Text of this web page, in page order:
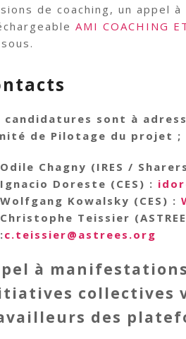
de coaching, un appel
AMI COACHING
candidatures sont à
de Pilotage du projet ;
Odile Chagny (IRES /
Ignacio Doreste (CES) :
Wolfgang Kowalsky (CES) :
Christophe Teissier
:c.teissier@astrees.org
à
collectives
des